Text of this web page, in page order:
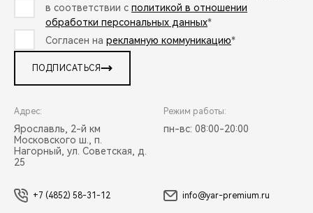
в соответствии с политикой в отношении
обработки персональных данных*
Согласен на рекламную коммуникацию*
ПОДПИСАТЬСЯ
Адрес:
Ярославль, 2-й км
Московского ш., п.
Нагорный, ул. Советская, д.
25
Режим работы:
пн-вс: 08:00-20:00
+7 (4852) 58-31-12 info@yar-premium.ru